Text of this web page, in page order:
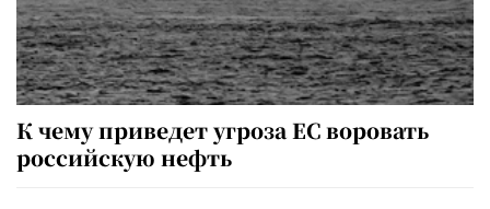
К чему приведет угроза ЕС воровать
российскую нефть